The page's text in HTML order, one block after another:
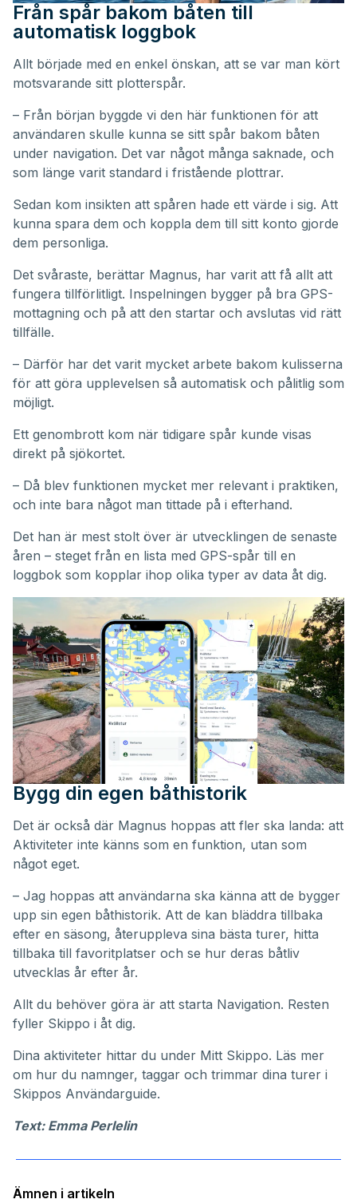
Från spår bakom båten till
automatisk loggbok
Allt började med en enkel önskan, att se var man kört
motsvarande sitt plotterspår.
– Från början byggde vi den här funktionen för att
användaren skulle kunna se sitt spår bakom båten
under navigation. Det var något många saknade, och
som länge varit standard i fristående plottrar.
Sedan kom insikten att spåren hade ett värde i sig. Att
kunna spara dem och koppla dem till sitt konto gjorde
dem personliga.
Det svåraste, berättar Magnus, har varit att få allt att
fungera tillförlitligt. Inspelningen bygger på bra GPS-
mottagning och på att den startar och avslutas vid rätt
tillfälle.
– Därför har det varit mycket arbete bakom kulisserna
för att göra upplevelsen så automatisk och pålitlig som
möjligt.
Ett genombrott kom när tidigare spår kunde visas
direkt på sjökortet.
– Då blev funktionen mycket mer relevant i praktiken,
och inte bara något man tittade på i efterhand.
Det han är mest stolt över är utvecklingen de senaste
åren – steget från en lista med GPS-spår till en
loggbok som kopplar ihop olika typer av data åt dig.
Bygg din egen båthistorik
Det är också där Magnus hoppas att fler ska landa: att
Aktiviteter inte känns som en funktion, utan som
något eget.
– Jag hoppas att användarna ska känna att de bygger
upp sin egen båthistorik. Att de kan bläddra tillbaka
efter en säsong, återuppleva sina bästa turer, hitta
tillbaka till favoritplatser och se hur deras båtliv
utvecklas år efter år.
Allt du behöver göra är att starta Navigation. Resten
fyller Skippo i åt dig.
Dina aktiviteter hittar du under Mitt Skippo. Läs mer
om hur du namnger, taggar och trimmar dina turer i
Skippos Användarguide.
Text: Emma Perlelin
Ämnen i artikeln